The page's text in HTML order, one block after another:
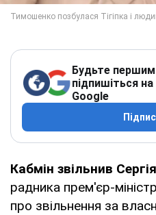
Будьте
підпишіться
Google
Кабмін звільнив Сергія
радника прем'єр-
про звільнення за